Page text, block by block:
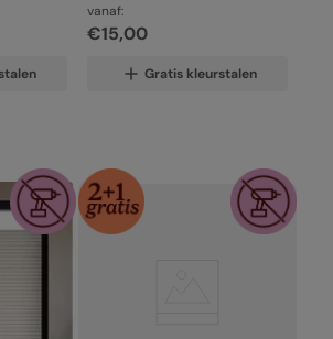
vanaf:
€15,00
Gratis kleurstalen